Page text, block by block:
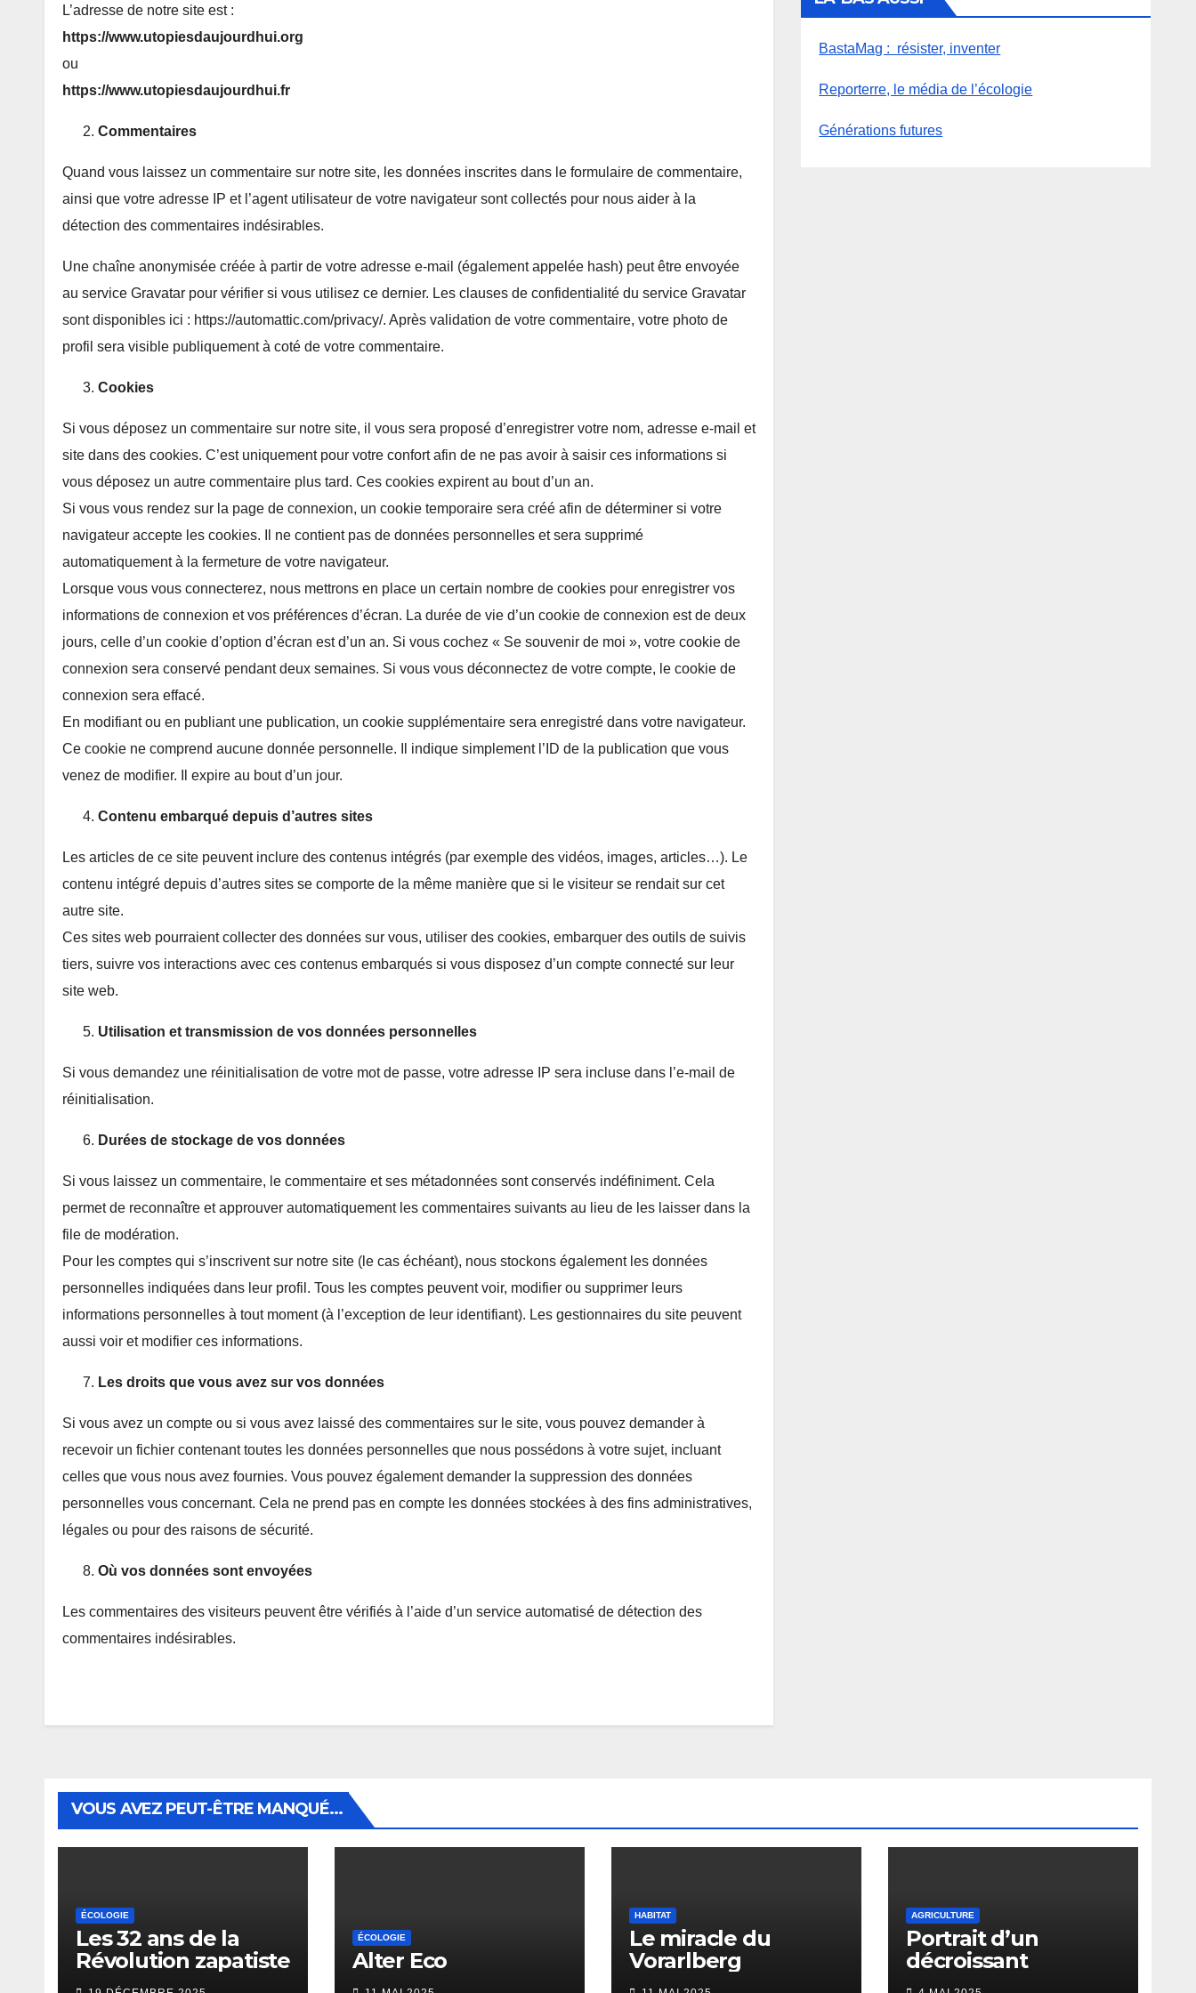
L’adresse de notre site est :
https://www.utopiesdaujourdhui.org
ou
https://www.utopiesdaujourdhui.fr
Commentaires
Quand vous laissez un commentaire sur notre site, les données inscrites dans le formulaire de commentaire,
ainsi que votre adresse IP et l’agent utilisateur de votre navigateur sont collectés pour nous aider à la
détection des commentaires indésirables.
Une chaîne anonymisée créée à partir de votre adresse e-mail (également appelée hash) peut être envoyée
au service Gravatar pour vérifier si vous utilisez ce dernier. Les clauses de confidentialité du service Gravatar
sont disponibles ici : https://automattic.com/privacy/. Après validation de votre commentaire, votre photo de
profil sera visible publiquement à coté de votre commentaire.
Cookies
Si vous déposez un commentaire sur notre site, il vous sera proposé d’enregistrer votre nom, adresse e-mail et
site dans des cookies. C’est uniquement pour votre confort afin de ne pas avoir à saisir ces informations si
vous déposez un autre commentaire plus tard. Ces cookies expirent au bout d’un an.
Si vous vous rendez sur la page de connexion, un cookie temporaire sera créé afin de déterminer si votre
navigateur accepte les cookies. Il ne contient pas de données personnelles et sera supprimé
automatiquement à la fermeture de votre navigateur.
Lorsque vous vous connecterez, nous mettrons en place un certain nombre de cookies pour enregistrer vos
informations de connexion et vos préférences d’écran. La durée de vie d’un cookie de connexion est de deux
jours, celle d’un cookie d’option d’écran est d’un an. Si vous cochez « Se souvenir de moi », votre cookie de
connexion sera conservé pendant deux semaines. Si vous vous déconnectez de votre compte, le cookie de
connexion sera effacé.
En modifiant ou en publiant une publication, un cookie supplémentaire sera enregistré dans votre navigateur.
Ce cookie ne comprend aucune donnée personnelle. Il indique simplement l’ID de la publication que vous
venez de modifier. Il expire au bout d’un jour.
Contenu embarqué depuis d’autres sites
Les articles de ce site peuvent inclure des contenus intégrés (par exemple des vidéos, images, articles…). Le
contenu intégré depuis d’autres sites se comporte de la même manière que si le visiteur se rendait sur cet
autre site.
Ces sites web pourraient collecter des données sur vous, utiliser des cookies, embarquer des outils de suivis
tiers, suivre vos interactions avec ces contenus embarqués si vous disposez d’un compte connecté sur leur
site web.
Utilisation et transmission de vos données personnelles
Si vous demandez une réinitialisation de votre mot de passe, votre adresse IP sera incluse dans l’e-mail de
réinitialisation.
Durées de stockage de vos données
Si vous laissez un commentaire, le commentaire et ses métadonnées sont conservés indéfiniment. Cela
permet de reconnaître et approuver automatiquement les commentaires suivants au lieu de les laisser dans la
file de modération.
Pour les comptes qui s’inscrivent sur notre site (le cas échéant), nous stockons également les données
personnelles indiquées dans leur profil. Tous les comptes peuvent voir, modifier ou supprimer leurs
informations personnelles à tout moment (à l’exception de leur identifiant). Les gestionnaires du site peuvent
aussi voir et modifier ces informations.
Les droits que vous avez sur vos données
Si vous avez un compte ou si vous avez laissé des commentaires sur le site, vous pouvez demander à
recevoir un fichier contenant toutes les données personnelles que nous possédons à votre sujet, incluant
celles que vous nous avez fournies. Vous pouvez également demander la suppression des données
personnelles vous concernant. Cela ne prend pas en compte les données stockées à des fins administratives,
légales ou pour des raisons de sécurité.
Où vos données sont envoyées
Les commentaires des visiteurs peuvent être vérifiés à l’aide d’un service automatisé de détection des
commentaires indésirables.
BastaMag : résister, inventer
Reporterre, le média de l’écologie
Générations futures
VOUS AVEZ PEUT-ÊTRE MANQUÉ...
ÉCOLOGIE
Les 32 ans de la
Révolution zapatiste
ÉCOLOGIE
Alter Eco
HABITAT
Le miracle du
Vorarlberg
AGRICULTURE
Portrait d’un
décroissant